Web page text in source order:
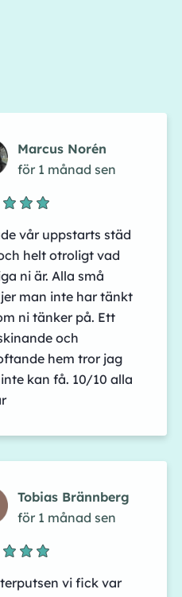
Marcus Norén
för 1 månad sen
vår uppstarts städ
helt otroligt vad
ni är. Alla små
man inte har tänkt
ni tänker på. Ett
och
hem tror jag
kan få. 10/10 alla
Tobias Brännberg
för 1 månad sen
vi fick var